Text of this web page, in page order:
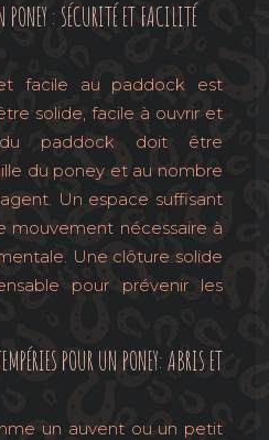
: SÉCURITÉ ET FACILITÉ
facile au paddock est
solide, facile à ouvrir et
paddock doit être
du poney et au nombre
Un espace suffisant
mouvement nécessaire à
Une clôture solide
pour prévenir les
POUR UN PONEY: ABRIS ET
un auvent ou un petit